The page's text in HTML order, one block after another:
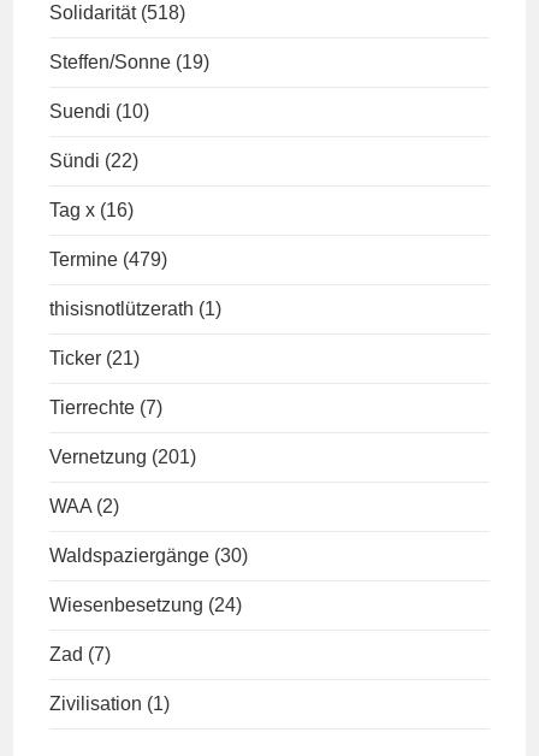
Solidarität (518)
Steffen/Sonne (19)
Suendi (10)
Sündi (22)
Tag x (16)
Termine (479)
thisisnotlützerath (1)
Ticker (21)
Tierrechte (7)
Vernetzung (201)
WAA (2)
Waldspaziergänge (30)
Wiesenbesetzung (24)
Zad (7)
Zivilisation (1)